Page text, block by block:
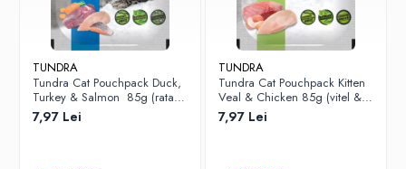
TUNDRA
Tundra Cat Pouchpack Duck,
Turkey & Salmon 85g (rata,
curcan & somon) Hrana
Umeda Pisici
7,97 Lei
TUNDRA
Tundra Cat Pouchpack Kitten
Veal & Chicken 85g (vitel &
pui) Hrana Umeda Pisici
7,97 Lei